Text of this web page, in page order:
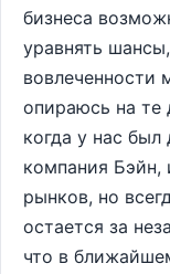
бизнеса
уравнять
вовлеченности
опираюсь на те
когда у нас
компания Бэйн,
рынков, но
остается за
что в